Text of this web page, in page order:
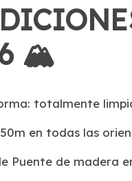
🏔️
totalmente
en todas las
Puente de madera